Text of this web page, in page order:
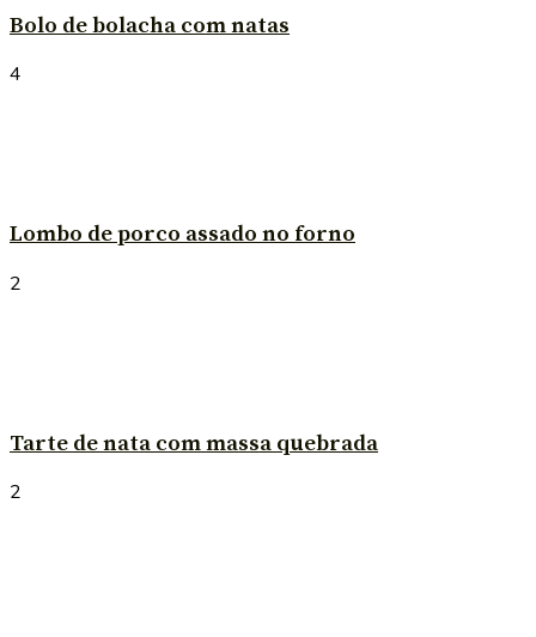
Bolo de bolacha com natas
4
Lombo de porco assado no forno
2
Tarte de nata com massa quebrada
2